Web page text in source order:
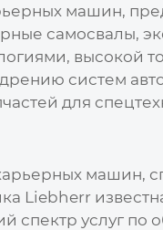
машин,
самосвалы,
высокой
систем
для
машин,
Liebherr
спектр услуг